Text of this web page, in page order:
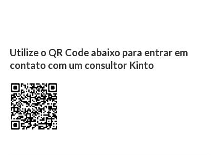
Utilize o QR Code abaixo para entrar em
contato com um consultor Kinto